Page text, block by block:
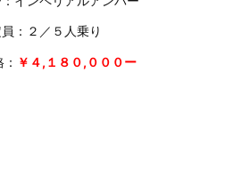
：２／５人乗り
￥４,１８０,０００ー